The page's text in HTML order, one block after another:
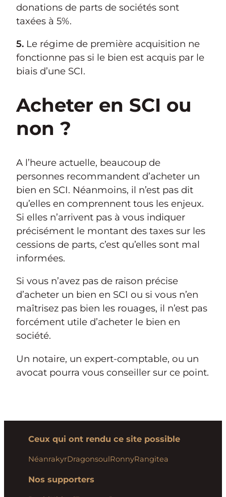
donations de parts de sociétés sont
taxées à 5%.
5. Le régime de première acquisition ne
fonctionne pas si le bien est acquis par le
biais d’une SCI.
Acheter en SCI ou
non ?
A l’heure actuelle, beaucoup de
personnes recommandent d’acheter un
bien en SCI. Néanmoins, il n’est pas dit
qu’elles en comprennent tous les enjeux.
Si elles n’arrivent pas à vous indiquer
précisément le montant des taxes sur les
cessions de parts, c’est qu’elles sont mal
informées.
Si vous n’avez pas de raison précise
d’acheter un bien en SCI ou si vous n’en
maîtrisez pas bien les rouages, il n’est pas
forcément utile d’acheter le bien en
société.
Un notaire, un expert-comptable, ou un
avocat pourra vous conseiller sur ce point.
Ceux qui ont rendu ce site possible
NéanrakyrDragonsoulRonnyRangitea
Nos supporters